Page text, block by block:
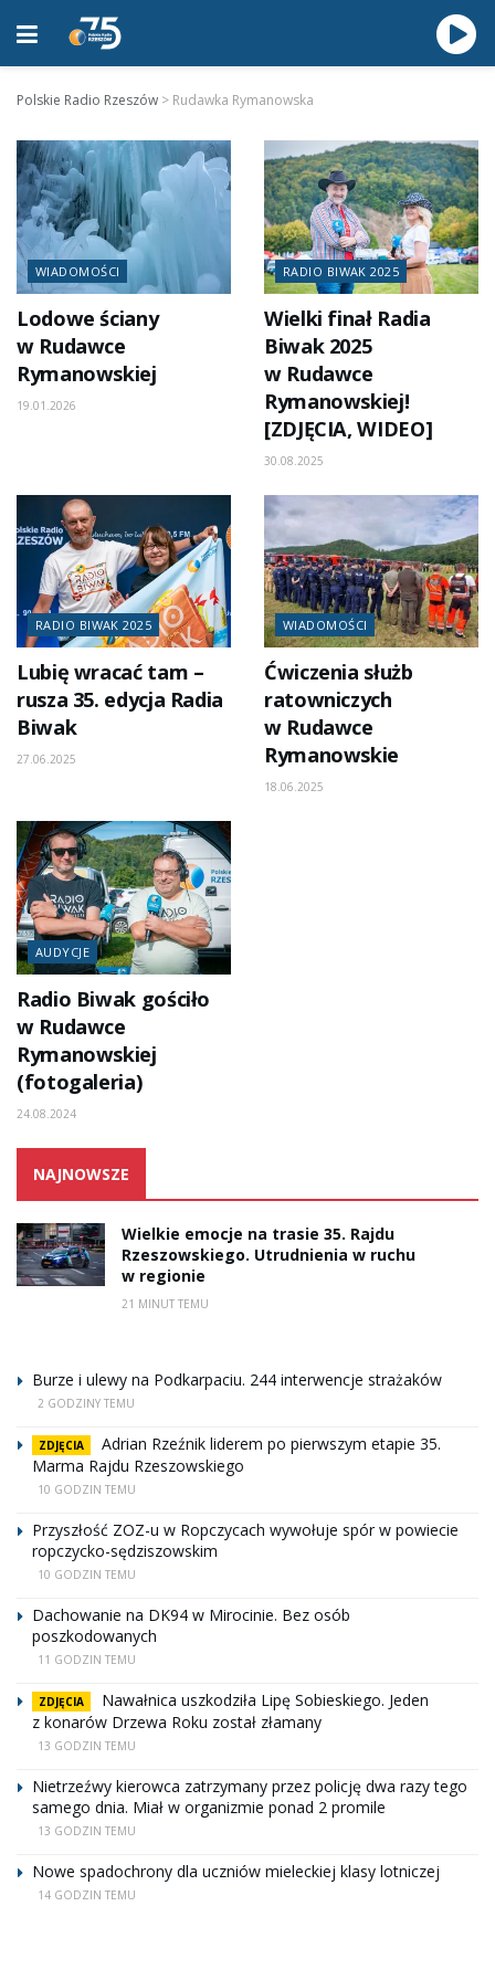
Polskie Radio Rzeszów > Rudawka Rymanowska
WIADOMOŚCI
Lodowe ściany
w Rudawce
Rymanowskiej
19.01.2026
RADIO BIWAK 2025
Wielki finał Radia
Biwak 2025
w Rudawce
Rymanowskiej!
[ZDJĘCIA, WIDEO]
30.08.2025
RADIO BIWAK 2025
Lubię wracać tam –
rusza 35. edycja Radia
Biwak
27.06.2025
WIADOMOŚCI
Ćwiczenia służb
ratowniczych
w Rudawce
Rymanowskie
18.06.2025
AUDYCJE
Radio Biwak gościło
w Rudawce
Rymanowskiej
(fotogaleria)
24.08.2024
NAJNOWSZE
Wielkie emocje na trasie 35. Rajdu
Rzeszowskiego. Utrudnienia w ruchu
w regionie
21 MINUT TEMU
Burze i ulewy na Podkarpaciu. 244 interwencje strażaków
2 GODZINY TEMU
ZDJĘCIA
Adrian Rzeźnik liderem po pierwszym etapie 35.
Marma Rajdu Rzeszowskiego
10 GODZIN TEMU
Przyszłość ZOZ-u w Ropczycach wywołuje spór w powiecie
ropczycko-sędziszowskim
10 GODZIN TEMU
Dachowanie na DK94 w Mirocinie. Bez osób
poszkodowanych
11 GODZIN TEMU
ZDJĘCIA
Nawałnica uszkodziła Lipę Sobieskiego. Jeden
z konarów Drzewa Roku został złamany
13 GODZIN TEMU
Nietrzeźwy kierowca zatrzymany przez policję dwa razy tego
samego dnia. Miał w organizmie ponad 2 promile
13 GODZIN TEMU
Nowe spadochrony dla uczniów mieleckiej klasy lotniczej
14 GODZIN TEMU